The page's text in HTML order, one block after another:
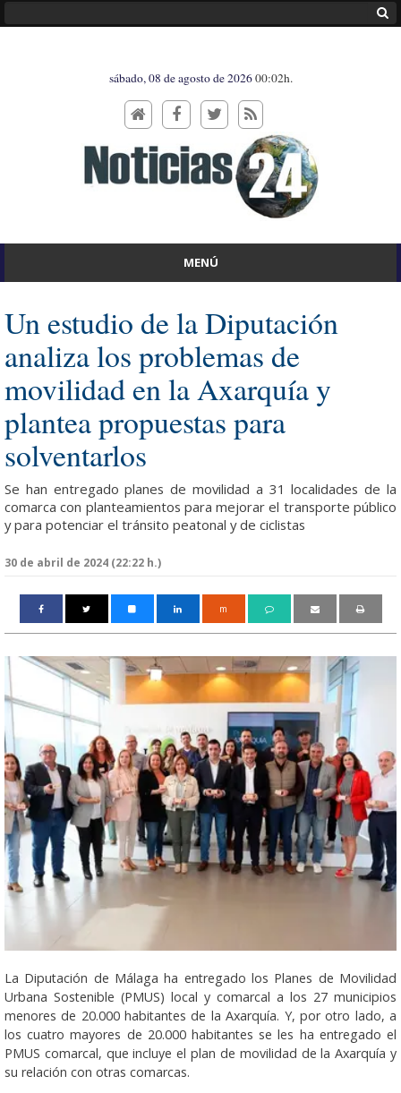
sábado, 08 de agosto de 202600:02h.
MENÚ
Un estudio de la Diputación
analiza los problemas de
movilidad en la Axarquía y
plantea propuestas para
solventarlos
Se han entregado planes de movilidad a 31 localidades de la
comarca con planteamientos para mejorar el transporte público
y para potenciar el tránsito peatonal y de ciclistas
30 de abril de 2024 (22:22 h.)
m
La Diputación de Málaga ha entregado los Planes de Movilidad
Urbana Sostenible (PMUS) local y comarcal a los 27 municipios
menores de 20.000 habitantes de la Axarquía. Y, por otro lado, a
los cuatro mayores de 20.000 habitantes se les ha entregado el
PMUS comarcal, que incluye el plan de movilidad de la Axarquía y
su relación con otras comarcas.